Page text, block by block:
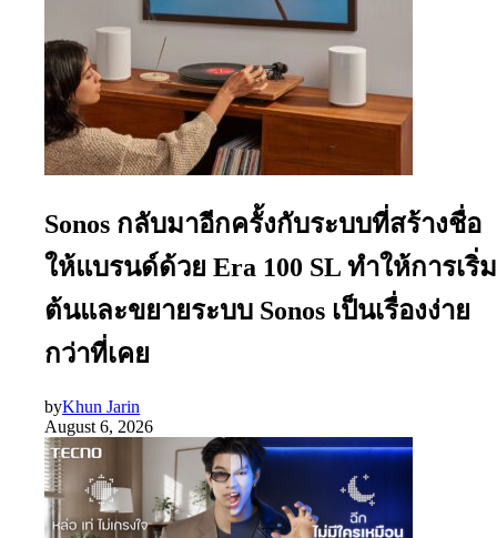
Sonos กลับมาอีกครั้งกับระบบที่สร้างชื่อ
ให้แบรนด์ด้วย Era 100 SL ทำให้การเริ่ม
ต้นและขยายระบบ Sonos เป็นเรื่องง่าย
กว่าที่เคย
byKhun Jarin
August 6, 2026